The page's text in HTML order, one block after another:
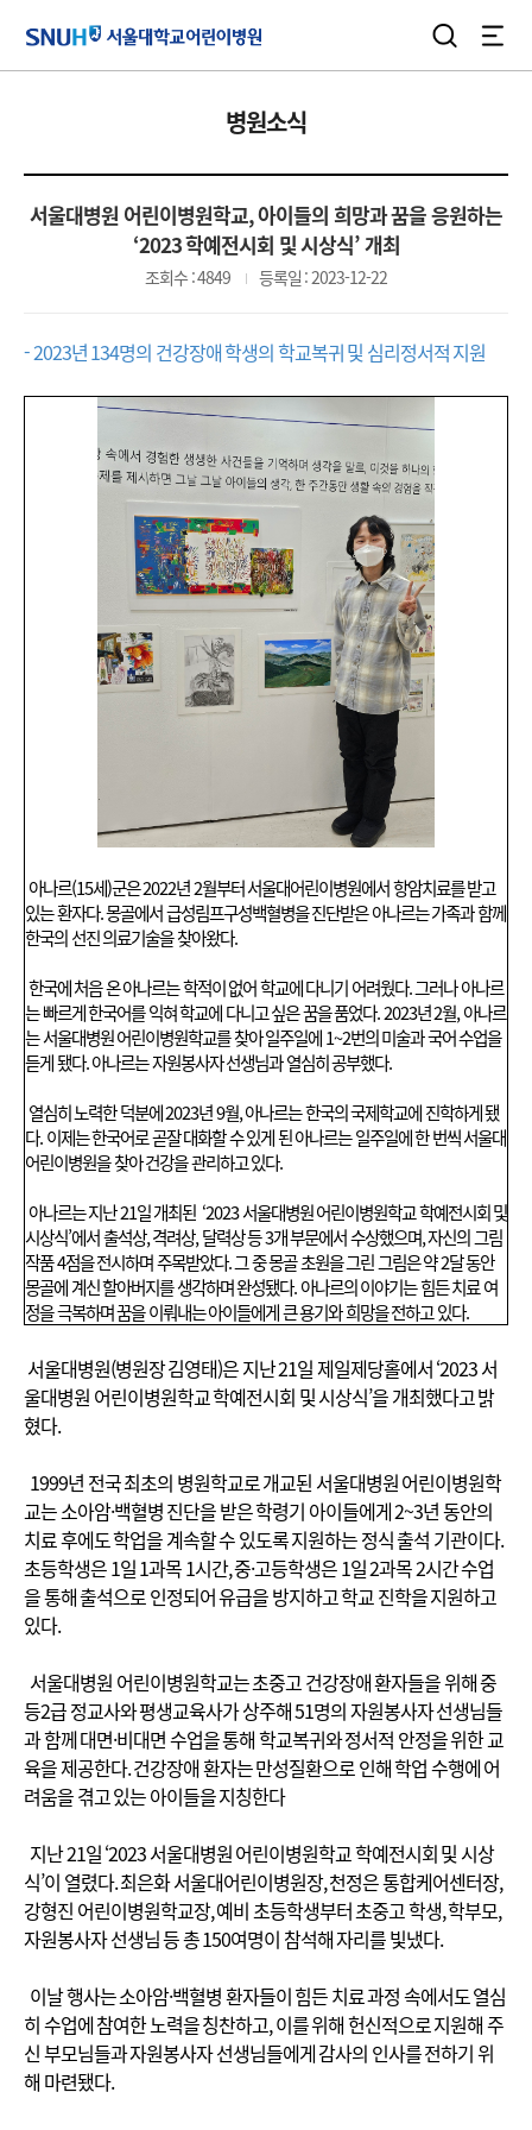
검색
병원소식
서울대병원 어린이병원학교, 아이들의 희망과 꿈을 응원하는
‘2023 학예전시회 및 시상식’ 개최
조회수 : 4849 등록일 : 2023-12-22
- 2023년 134명의 건강장애 학생의 학교복귀 및 심리정서적 지원
아나르(15세)군은 2022년 2월부터 서울대어린이병원에서 항암치료를 받고
있는 환자다. 몽골에서 급성림프구성백혈병을 진단받은 아나르는 가족과 함께
한국의 선진 의료기술을 찾아왔다.
한국에 처음 온 아나르는 학적이 없어 학교에 다니기 어려웠다.그러나 아나르
는 빠르게 한국어를 익혀 학교에 다니고 싶은 꿈을 품었다. 2023년 2월, 아나르
는 서울대병원 어린이병원학교를 찾아 일주일에 1~2번의 미술과 국어 수업을
듣게 됐다. 아나르는 자원봉사자 선생님과 열심히 공부했다.
열심히 노력한 덕분에 2023년 9월, 아나르는 한국의 국제학교에 진학하게 됐
다. 이제는 한국어로 곧잘 대화할 수 있게 된 아나르는 일주일에 한 번씩 서울대
어린이병원을 찾아 건강을 관리하고 있다.
아나르는 지난 21일 개최된 ‘2023 서울대병원 어린이병원학교 학예전시회 및
시상식’에서 출석상, 격려상, 달력상 등 3개 부문에서 수상했으며, 자신의 그림
작품 4점을 전시하며 주목받았다. 그 중 몽골 초원을 그린 그림은 약 2달 동안
몽골에 계신 할아버지를 생각하며 완성됐다. 아나르의 이야기는 힘든 치료 여
정을 극복하며 꿈을 이뤄내는 아이들에게 큰 용기와 희망을 전하고 있다.
서울대병원(병원장 김영태)은 지난 21일 제일제당홀에서 ‘2023 서
울대병원 어린이병원학교 학예전시회 및 시상식’을 개최했다고 밝
혔다.
1999년 전국 최초의 병원학교로 개교된 서울대병원 어린이병원학
교는 소아암·백혈병 진단을 받은 학령기 아이들에게 2~3년 동안의
치료 후에도 학업을 계속할 수 있도록 지원하는 정식 출석 기관이다.
초등학생은 1일 1과목 1시간, 중·고등학생은 1일 2과목 2시간 수업
을 통해 출석으로 인정되어 유급을 방지하고 학교 진학을 지원하고
있다.
서울대병원 어린이병원학교는 초중고 건강장애 환자들을 위해 중
등2급 정교사와 평생교육사가 상주해 51명의 자원봉사자 선생님들
과 함께 대면·비대면 수업을 통해 학교복귀와 정서적 안정을 위한 교
육을 제공한다. 건강장애 환자는 만성질환으로 인해 학업 수행에 어
려움을 겪고 있는 아이들을 지칭한다
지난 21일 ‘2023 서울대병원 어린이병원학교 학예전시회 및 시상
식’이 열렸다. 최은화 서울대어린이병원장, 천정은 통합케어센터장,
강형진 어린이병원학교장, 예비 초등학생부터 초중고 학생, 학부모,
자원봉사자 선생님 등 총 150여명이 참석해 자리를 빛냈다.
이날 행사는 소아암·백혈병 환자들이 힘든 치료 과정 속에서도 열심
히 수업에 참여한 노력을 칭찬하고, 이를 위해 헌신적으로 지원해 주
신 부모님들과 자원봉사자 선생님들에게 감사의 인사를 전하기 위
해 마련됐다.